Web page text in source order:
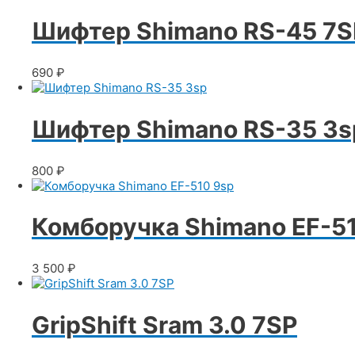
Шифтер Shimano RS-45
690 ₽
Шифтер Shimano RS-35
800 ₽
Комборучка Shimano EF-
3 500 ₽
GripShift Sram 3.0 7SP